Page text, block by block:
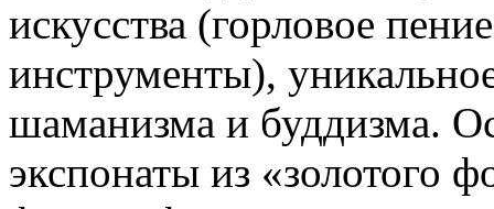
искусства (горловое
инструменты),
шаманизма и буддизма.
экспонаты из «золотого